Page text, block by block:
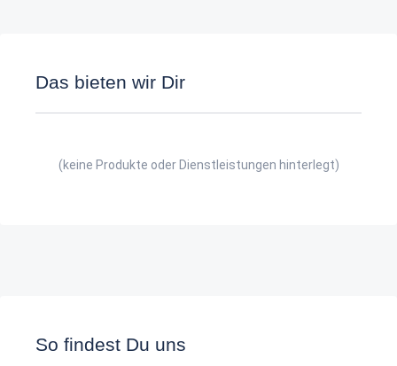
Das bieten wir Dir
(keine Produkte oder Dienstleistungen hinterlegt)
So findest Du uns